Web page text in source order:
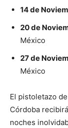
14 de
20 de
México
27 de
México
El pistoletazo
Córdoba
noches